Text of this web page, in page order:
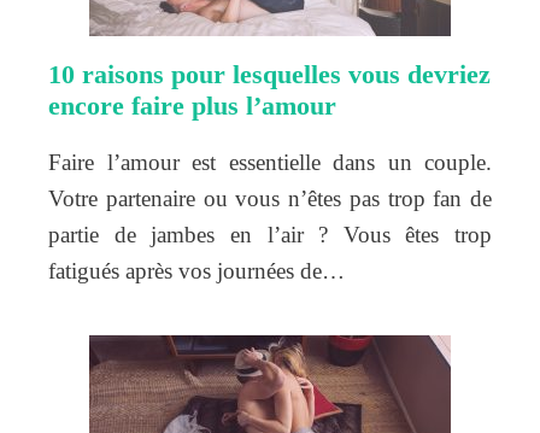
10 raisons pour lesquelles vous devriez
encore faire plus l’amour
Faire l’amour est essentielle dans un couple.
Votre partenaire ou vous n’êtes pas trop fan de
partie de jambes en l’air ? Vous êtes trop
fatigués après vos journées de…